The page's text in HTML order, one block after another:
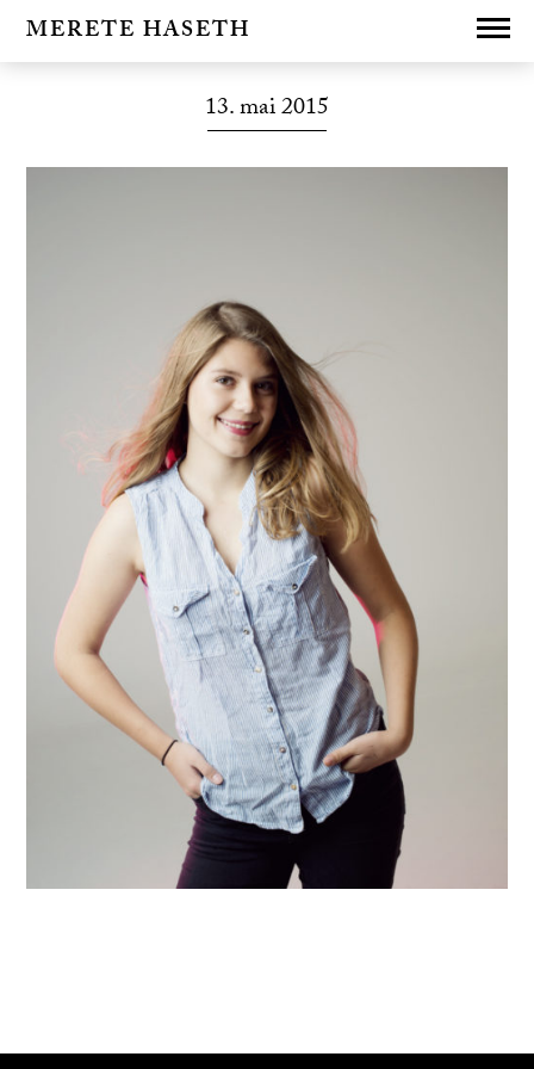
MERETE HASETH
13. mai 2015